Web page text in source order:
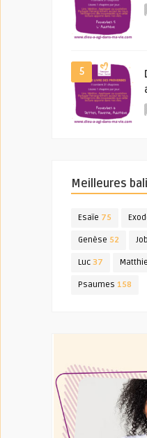
5
Meilleures
Esaïe 75
Genèse 52 Job
Luc 37
Psaumes 158